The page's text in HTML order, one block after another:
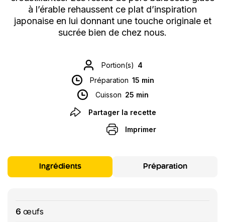
à l’érable rehaussent ce plat d’inspiration
japonaise en lui donnant une touche originale et
sucrée bien de chez nous.
Portion(s) 4
Préparation 15 min
Cuisson 25 min
Partager la recette
Imprimer
Ingrédients Préparation
6 œufs